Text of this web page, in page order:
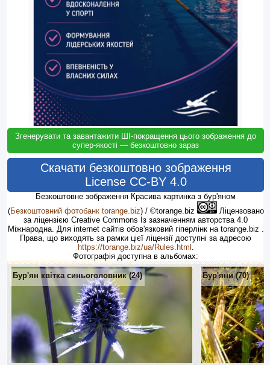
Згенерувати та завантажити ШІ-покращення цього зображення до
супер-якості — безкоштовно зараз
Скачати безкоштовно зображення
License CC-BY 4.0
Безкоштовне зображення Красива картинка з бур'яном
(Безкоштовний фотобанк torange.biz) / ©torange.biz
Ліцензовано
за ліцензією Creative Commons Із зазначенням авторства 4.0
Міжнародна. Для internet сайтів обов'язковий гіперлінк на torange.biz .
Права, що виходять за рамки цієї ліцензії доступні за адресою
https://torange.biz/ua/Rules.html
Фотографія доступна в альбомах:
Бур'ян квітка синьоголовник (24) Бур'яни (70)